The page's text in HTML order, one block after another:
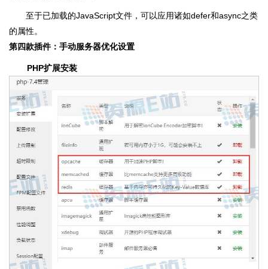
至于已加载的JavaScript文件，可以应用诸如defer和async之类
的属性。
第四款插件：手动服务器优化设置
PHP扩展安装